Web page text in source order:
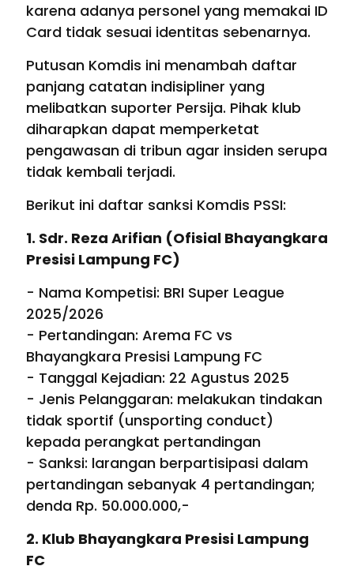
karena adanya personel yang memakai ID
Card tidak sesuai identitas sebenarnya.
Putusan Komdis ini menambah daftar
panjang catatan indisipliner yang
melibatkan suporter Persija. Pihak klub
diharapkan dapat memperketat
pengawasan di tribun agar insiden serupa
tidak kembali terjadi.
Berikut ini daftar sanksi Komdis PSSI:
1. Sdr. Reza Arifian (Ofisial Bhayangkara
Presisi Lampung FC)
- Nama Kompetisi: BRI Super League
2025/2026
- Pertandingan: Arema FC vs
Bhayangkara Presisi Lampung FC
- Tanggal Kejadian: 22 Agustus 2025
- Jenis Pelanggaran: melakukan tindakan
tidak sportif (unsporting conduct)
kepada perangkat pertandingan
- Sanksi: larangan berpartisipasi dalam
pertandingan sebanyak 4 pertandingan;
denda Rp. 50.000.000,-
2. Klub Bhayangkara Presisi Lampung
FC